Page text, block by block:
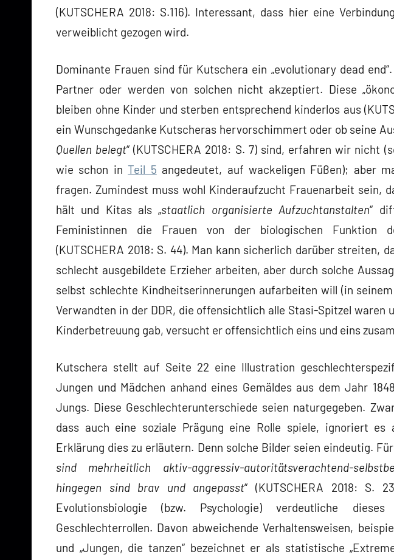
(KUTSCHERA 2018: S.116). Interessant, dass hier eine
verweiblicht gezogen wird.
Dominante Frauen sind für Kutschera ein „evolutionary dead
Partner oder werden von solchen nicht akzeptiert. Diese
bleiben ohne Kinder und sterben entsprechend kinderlos aus
ein Wunschgedanke Kutscheras hervorschimmert oder ob seine
Quellen belegt“ (KUTSCHERA 2018: S. 7) sind, erfahren wir nicht
wie schon inTeil 5 angedeutet, auf wackeligen Füßen); aber
fragen. Zumindest muss wohl Kinderaufzucht Frauenarbeit sein,
hält und Kitas als „staatlich organisierte Aufzuchtanstalten“
Feministinnen die Frauen von der biologischen Funktion
(KUTSCHERA 2018: S. 44). Man kann sicherlich darüber streiten,
schlecht ausgebildete Erzieher arbeiten, aber durch solche
selbst schlechte Kindheitserinnerungen aufarbeiten will (in
Verwandten in der DDR, die offensichtlich alle Stasi-Spitzel waren
Kinderbetreuung gab, versucht er offensichtlich eins und eins
Kutschera stellt auf Seite 22 eine Illustration
Jungen und Mädchen anhand eines Gemäldes aus dem Jahr
Jungs. Diese Geschlechterunterschiede seien naturgegeben.
dass auch eine soziale Prägung eine Rolle spiele, ignoriert
Erklärung dies zu erläutern. Denn solche Bilder seien eindeutig.
sind mehrheitlich aktiv-aggressiv-autoritätsverachtend-
hingegen sind brav und angepasst“ (KUTSCHERA 2018: S.
Evolutionsbiologie (bzw. Psychologie) verdeutliche
Geschlechterrollen. Davon abweichende Verhaltensweisen,
und „Jungen, die tanzen“ bezeichnet er als statistische